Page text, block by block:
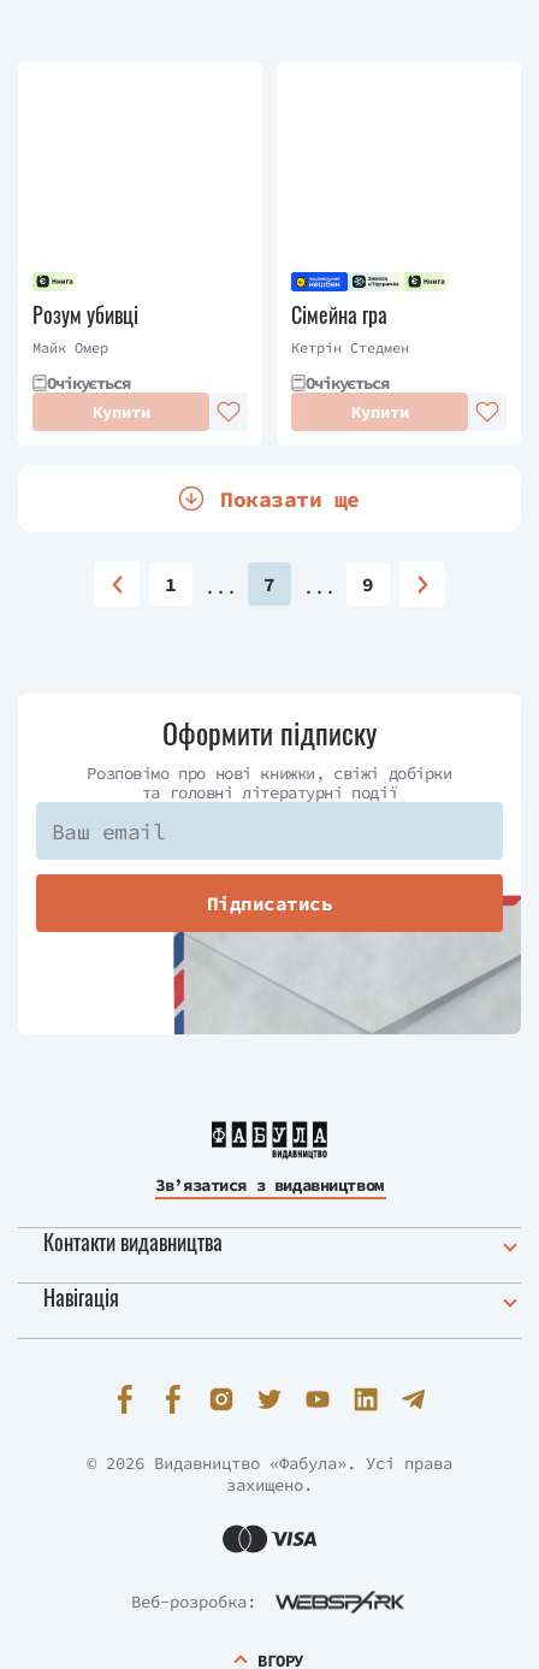
Розум убивці
Майк Омер
Очікується
Купити
Сімейна гра
Кетрін Стедмен
Очікується
Купити
Показати ще
1 7 9
Оформити підписку
Розповімо про нові книжки, свіжі добірки
та головні літературні події
Підписатись
Зв’язатися з видавництвом
Контакти видавництва
Навігація
Веб-розробка:
© 2026 Видавництво «Фабула». Усі права
захищено.
ВГОРУ